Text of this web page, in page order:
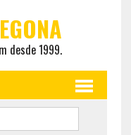
desde 1999.